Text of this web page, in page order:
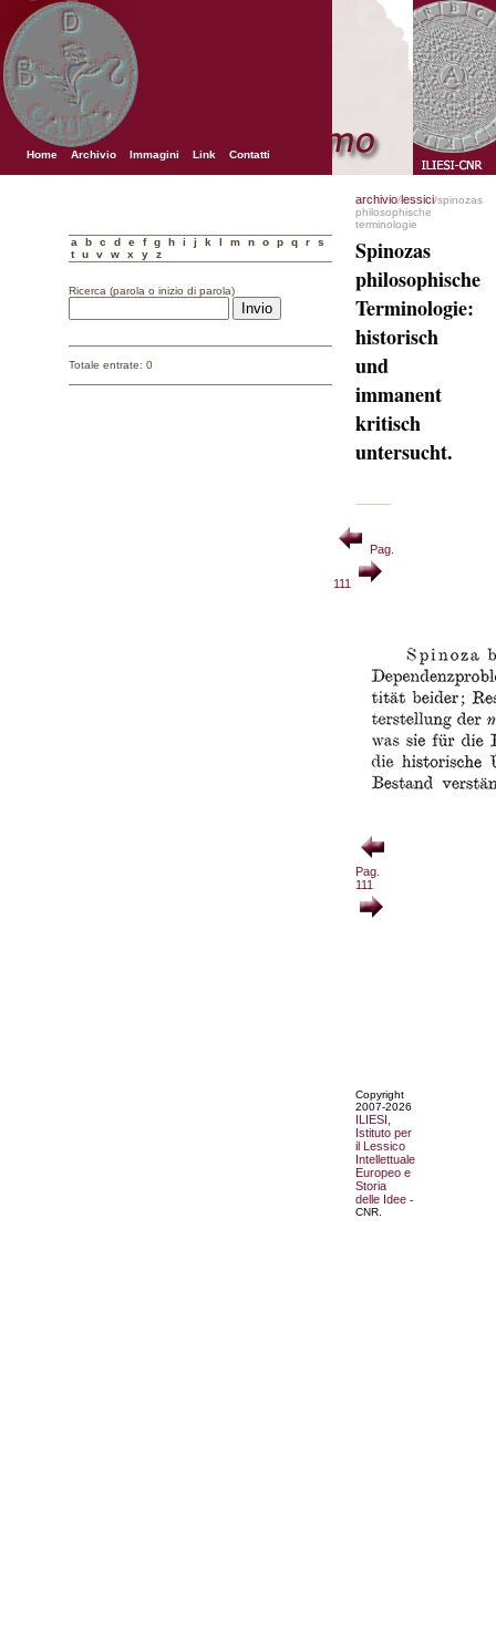
Home Archivio Immagini Link Contatti
a b c d e f g h i j k l m n o p q r
s
t
u v w x y z
Ricerca (parola o inizio di parola)
Totale entrate: 0
archivio/lessici/spinozas
philosophische
terminologie
Spinozas
philosophische
Terminologie:
historisch
und
immanent
kritisch
untersucht.
Pag.
111
Pag.
111
Copyright
2007-2026
ILIESI,
Istituto per
il Lessico
Intellettuale
Europeo e
Storia
delle Idee -
CNR.